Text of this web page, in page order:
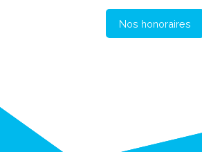
Nos honoraires